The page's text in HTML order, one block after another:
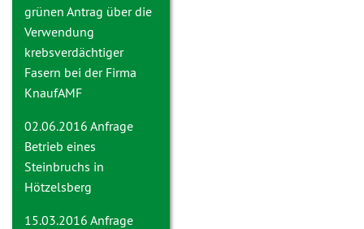
grünen Antrag über die
Verwendung
krebsverdächtiger
Fasern bei der Firma
KnaufAMF
02.06.2016 Anfrage
Betrieb eines
Steinbruchs in
Hötzelsberg
15.03.2016 Anfrage